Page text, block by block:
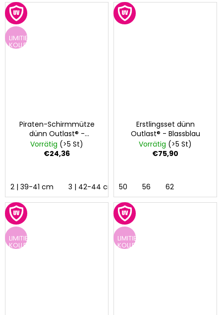
LIMITIERTE
KOLLEKTION
Piraten-Schirmmütze
dünn Outlast® -
Hellviolett
Vorrätig (>5 St)
€24,36
2 | 39-41 cm 3 | 42-44 cm 4 | 45-48 cm
Erstlingsset dünn
Outlast® - Blassblau
Vorrätig (>5 St)
€75,90
50 56 62
LIMITIERTE
KOLLEKTION
LIMITIERTE
KOLLEKTION